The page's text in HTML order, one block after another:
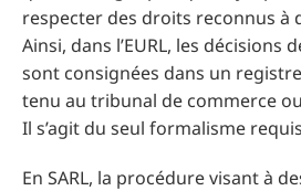
respecter des droits reconnus à
Ainsi, dans l’EURL, les décisions
sont consignées dans un
tenu au tribunal de commerce
Il s’agit du seul formalisme
En SARL, la procédure visant à